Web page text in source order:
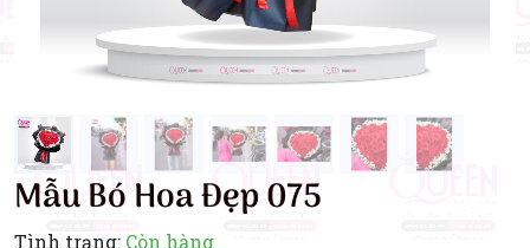
Mẫu Bó Hoa Đẹp 075
Tình trạng: Còn hàng